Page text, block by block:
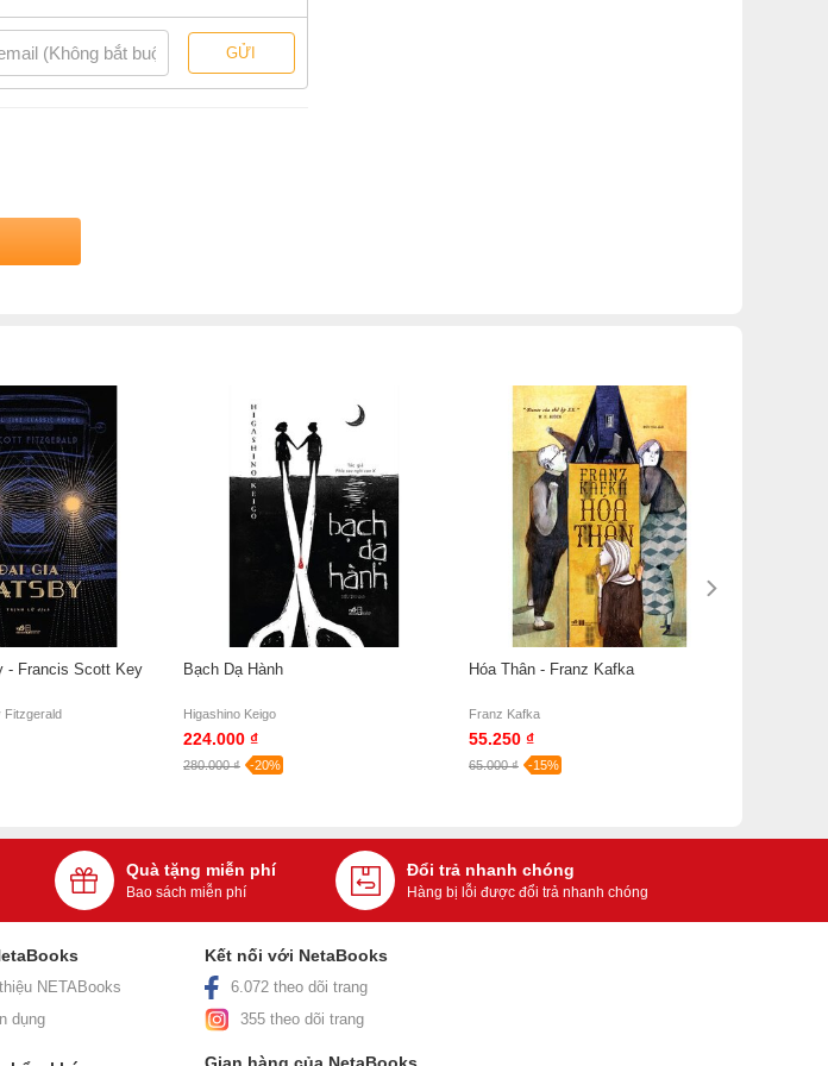
Bà hiện sinh sống ở New
được dịch sang 32 ngôn ngữ
GỬI
- Francis Scott Key
Fitzgerald
Bạch Dạ Hành
Higashino Keigo
224.000 ₫
280.000 ₫ -20%
Hóa Thân - Franz Kafka
Franz Kafka
55.250 ₫
65.000 ₫ -15%
Quà tặng miễn phí
Bao sách miễn phí
Đổi trả nhanh chóng
Hàng bị lỗi được đổi trả nhanh chóng
NETABooks
dụng
Kết nối với NetaBooks
6.072 theo dõi trang
355 theo dõi trang